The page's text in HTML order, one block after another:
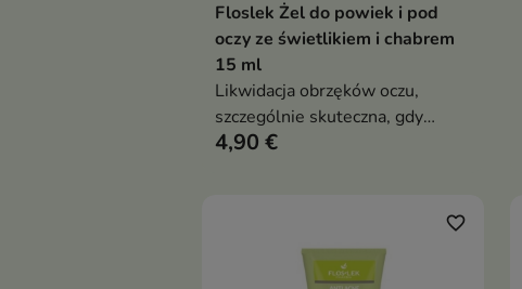
 Dodaj do koszyka
Floslek Żel do powiek i pod
oczy ze świetlikiem i chabrem
15 ml
Likwidacja obrzęków oczu,
szczególnie skuteczna, gdy
stosowany jest na noc
4,90 €
favorite_border